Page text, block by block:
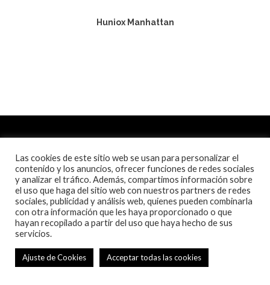
Huniox Manhattan
Las cookies de este sitio web se usan para personalizar el
contenido y los anuncios, ofrecer funciones de redes sociales
y analizar el tráfico. Además, compartimos información sobre
el uso que haga del sitio web con nuestros partners de redes
sociales, publicidad y análisis web, quienes pueden combinarla
con otra información que les haya proporcionado o que
hayan recopilado a partir del uso que haya hecho de sus
servicios.
Ajuste de Cookies Acceptar todas las cookies